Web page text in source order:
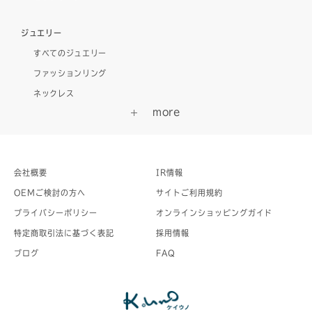
ジュエリー
すべてのジュエリー
ファッションリング
ネックレス
会社概要 IR情報
OEMご検討の方へ サイトご利用規約
プライバシーポリシー オンラインショッピングガイド
特定商取引法に基づく表記 採用情報
ブログ FAQ